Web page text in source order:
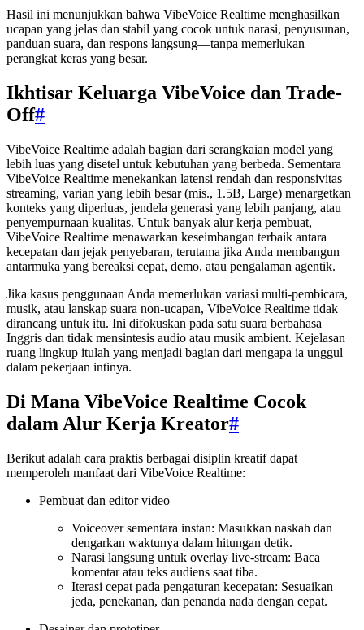
Hasil ini menunjukkan bahwa VibeVoice Realtime menghasilkan
ucapan yang jelas dan stabil yang cocok untuk narasi, penyusunan,
panduan suara, dan respons langsung—tanpa memerlukan
perangkat keras yang besar.
Ikhtisar Keluarga VibeVoice dan Trade-
Off#
VibeVoice Realtime adalah bagian dari serangkaian model yang
lebih luas yang disetel untuk kebutuhan yang berbeda. Sementara
VibeVoice Realtime menekankan latensi rendah dan responsivitas
streaming, varian yang lebih besar (mis., 1.5B, Large) menargetkan
konteks yang diperluas, jendela generasi yang lebih panjang, atau
penyempurnaan kualitas. Untuk banyak alur kerja pembuat,
VibeVoice Realtime menawarkan keseimbangan terbaik antara
kecepatan dan jejak penyebaran, terutama jika Anda membangun
antarmuka yang bereaksi cepat, demo, atau pengalaman agentik.
Jika kasus penggunaan Anda memerlukan variasi multi-pembicara,
musik, atau lanskap suara non-ucapan, VibeVoice Realtime tidak
dirancang untuk itu. Ini difokuskan pada satu suara berbahasa
Inggris dan tidak mensintesis audio atau musik ambient. Kejelasan
ruang lingkup itulah yang menjadi bagian dari mengapa ia unggul
dalam pekerjaan intinya.
Di Mana VibeVoice Realtime Cocok
dalam Alur Kerja Kreator#
Berikut adalah cara praktis berbagai disiplin kreatif dapat
memperoleh manfaat dari VibeVoice Realtime:
Pembuat dan editor video
Voiceover sementara instan: Masukkan naskah dan
dengarkan waktunya dalam hitungan detik.
Narasi langsung untuk overlay live-stream: Baca
komentar atau teks audiens saat tiba.
Iterasi cepat pada pengaturan kecepatan: Sesuaikan
jeda, penekanan, dan penanda nada dengan cepat.